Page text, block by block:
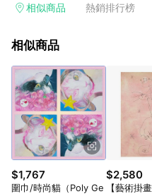
回饋訂單不得享有 Pinkoi 站方優
行為，不具贈點資格，部分退款不
貨後 45 天後發送。 8. 群眾募資
運費，攤位費等不具贈點資格。
顏色、價位、贈品如與 Pinkoi 商
Pinkoi 購物商品資訊頁及購物車
則請以點數紅包活動說明為準。
頁面後才首次下載 Pinkoi APP
上，首次下載 Pinkoi APP 後，
面，方享導購資格。
相似商品 熱銷排行榜
相似商品
$1,767
圍巾/時尚貓（Poly Ge
$2,580
【藝術掛